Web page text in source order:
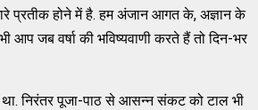
प्रतीक होने में है. हम अंजान आगत के, अज्ञान के
जब वर्षा की भविष्यवाणी करते हैं तो दिन-भर
निरंतर पूजा-पाठ से आसन्न संकट को टाल भी